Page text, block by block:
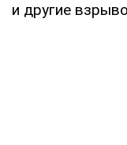
и другие